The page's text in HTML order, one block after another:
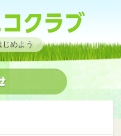
じめよう